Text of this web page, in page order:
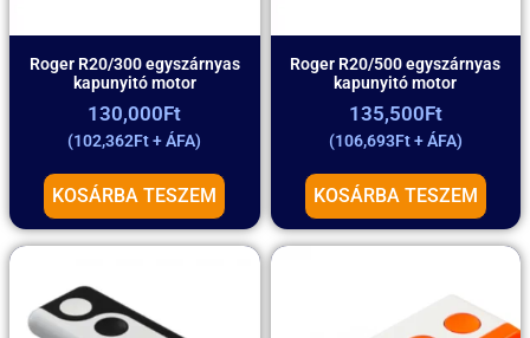
Roger R20/300 egyszárnyas
kapunyitó motor
130,000Ft
(102,362Ft+ ÁFA)
KOSÁRBA TESZEM
Roger R20/500 egyszárnyas
kapunyitó motor
135,500Ft
(106,693Ft+ ÁFA)
KOSÁRBA TESZEM